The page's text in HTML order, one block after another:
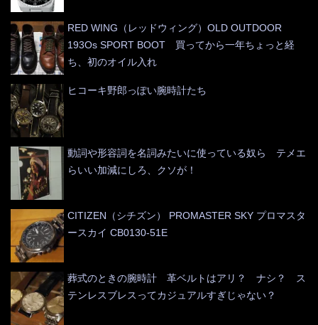
RED WING（レッドウィング）OLD OUTDOOR
193Os SPORT BOOT 買ってから一年ちょっと経
ち、初のオイル入れ
ヒコーキ野郎っぽい腕時計たち
動詞や形容詞を名詞みたいに使っている奴ら テメエ
らいい加減にしろ、クソが！
CITIZEN（シチズン） PROMASTER SKY プロマスタ
ースカイ CB0130-51E
葬式のときの腕時計 革ベルトはアリ？ ナシ？ ス
テンレスブレスってカジュアルすぎじゃない？